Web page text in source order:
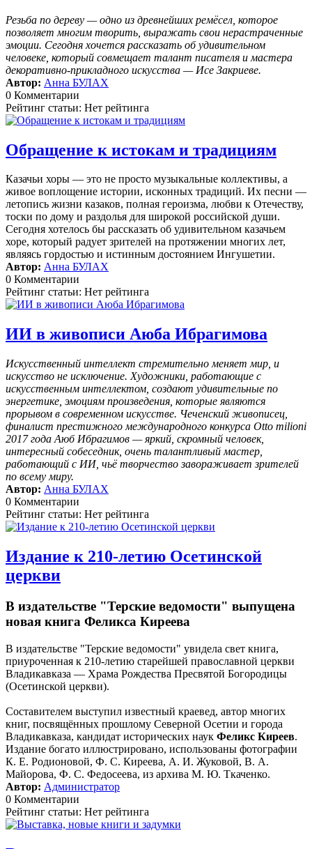
Резьба по дереву — одно из древнейших ремёсел, которое
позволяет многим творить, выражать свои нерастраченные
эмоции. Сегодня хочется рассказать об удивительном
человеке, который совмещает талант писателя и мастера
декоративно-прикладного искусства — Исе Закриеве.
Автор: Анна БУЛАХ
0 Комментарии
Рейтинг статьи: Нет рейтинга
Обращение к истокам и традициям
Казачьи хоры — это не просто музыкальные коллективы, а
живое воплощение истории, исконных традиций. Их песни —
летопись жизни казаков, полная героизма, любви к Отечеству,
тоски по дому и раздолья для широкой российской души.
Сегодня хотелось бы рассказать об удивительном казачьем
хоре, который радует зрителей на протяжении многих лет,
являясь гордостью и истинным достоянием Ингушетии.
Автор: Анна БУЛАХ
0 Комментарии
Рейтинг статьи: Нет рейтинга
ИИ в живописи Аюба Ибрагимова
Искусственный интеллект стремительно меняет мир, и
искусство не исключение. Художники, работающие с
искусственным интеллектом, создают удивительные по
энергетике, эмоциям произведения, которые являются
прорывом в современном искусстве. Чеченский живописец,
финалист престижного международного конкурса Otto milioni
2017 года Аюб Ибрагимов — яркий, скромный человек,
интересный собеседник, очень талантливый мастер,
работающий с ИИ, чьё творчество завораживает зрителей
по всему миру.
Автор: Анна БУЛАХ
0 Комментарии
Рейтинг статьи: Нет рейтинга
Издание к 210-летию Осетинской
церкви
В издательстве "Терские ведомости" выпущена
новая книга Феликса Киреева
В издательстве "Терские ведомости" увидела свет книга,
приуроченная к 210-летию старейшей православной церкви
Владикавказа — Храма Рождества Пресвятой Богородицы
(Осетинской церкви).
Составителем выступил известный краевед, автор многих
книг, посвящённых прошлому Северной Осетии и города
Владикавказа, кандидат исторических наук Феликс Киреев.
Издание богато иллюстрировано, использованы фотографии
К. Е. Родионовой, Ф. С. Киреева, А. И. Жуковой, В. А.
Майорова, Ф. С. Федосеева, из архива М. Ю. Ткаченко.
Автор: Администратор
0 Комментарии
Рейтинг статьи: Нет рейтинга